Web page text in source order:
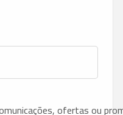
ofertas ou